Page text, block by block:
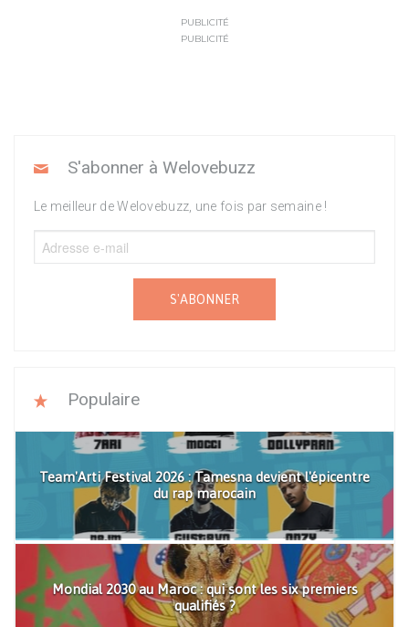
PUBLICITÉ
PUBLICITÉ
S'abonner à Welovebuzz
Le meilleur de Welovebuzz, une fois par semaine !
S'ABONNER
Populaire
Team'Arti Festival 2026 : Tamesna devient l'épicentre
du rap marocain
Mondial 2030 au Maroc : qui sont les six premiers
qualifiés ?